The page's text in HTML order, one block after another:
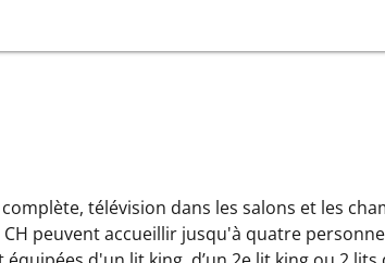
télévision dans les salons et les
peuvent accueillir jusqu'à quatre